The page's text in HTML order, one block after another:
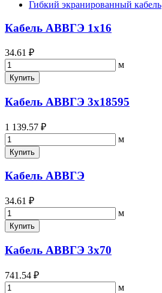
Гибкий экранированный кабель
Кабель АВВГЭ 1х16
34.61 ₽
м
Купить
Кабель АВВГЭ 3х18595
1 139.57 ₽
м
Купить
Кабель АВВГЭ
34.61 ₽
м
Купить
Кабель АВВГЭ 3х70
741.54 ₽
м